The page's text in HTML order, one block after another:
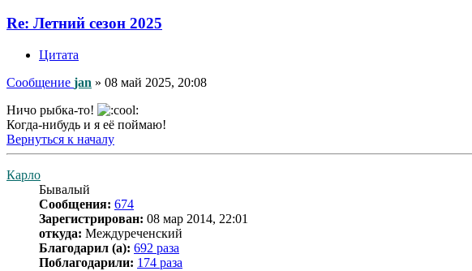
Re: Летний сезон 2025
Цитата
Сообщение jan » 08 май 2025, 20:08
Ничо рыбка-то!
Когда-нибудь и я её поймаю!
Вернуться к началу
Карло
Бывалый
Сообщения: 674
Зарегистрирован: 08 мар 2014, 22:01
откуда: Междуреченский
Благодарил (а): 692 раза
Поблагодарили: 174 раза